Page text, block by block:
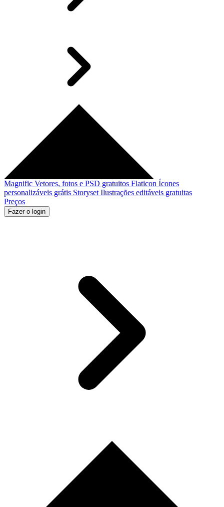
Magnific Vetores, fotos e PSD gratuitos Flaticon Ícones
personalizáveis grátis Storyset Ilustrações editáveis gratuitas
Preços
Fazer o login